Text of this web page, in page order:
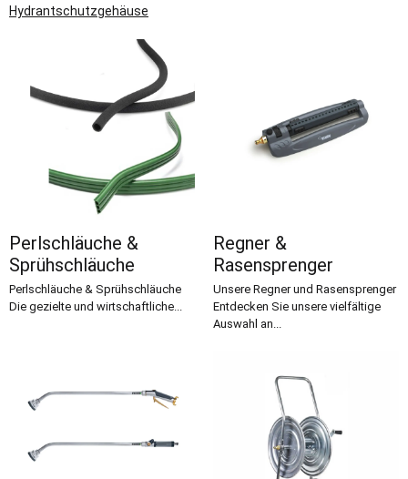
Hydrantschutzgehäuse
Perlschläuche &
Sprühschläuche
Perlschläuche & Sprühschläuche
Die gezielte und wirtschaftliche...
Regner &
Rasensprenger
Unsere Regner und Rasensprenger
Entdecken Sie unsere vielfältige
Auswahl an...